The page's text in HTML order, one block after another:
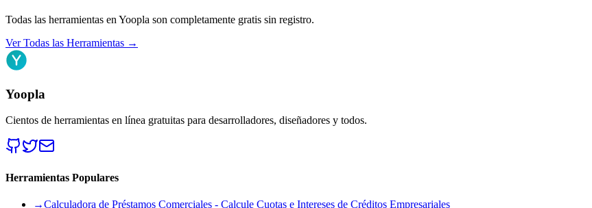
Todas las herramientas en Yoopla son completamente gratis sin registro.
Ver Todas las Herramientas →
Yoopla
Cientos de herramientas en línea gratuitas para desarrolladores, diseñadores y todos.
Herramientas Populares
→Calculadora de Préstamos Comerciales - Calcule Cuotas e Intereses de Créditos Empresariales